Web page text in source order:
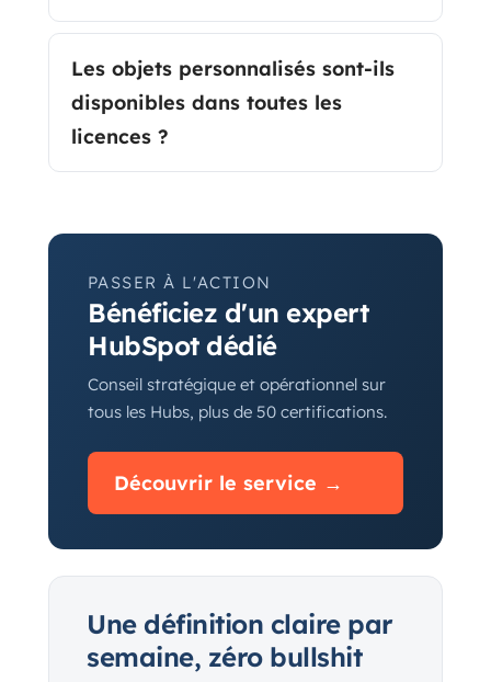
Les objets personnalisés sont-ils
disponibles dans toutes les
licences ?
PASSER À L'ACTION
Bénéficiez d'un expert
HubSpot dédié
Conseil stratégique et opérationnel sur
tous les Hubs, plus de 50 certifications.
Découvrir le service →
Une définition claire par
semaine, zéro bullshit